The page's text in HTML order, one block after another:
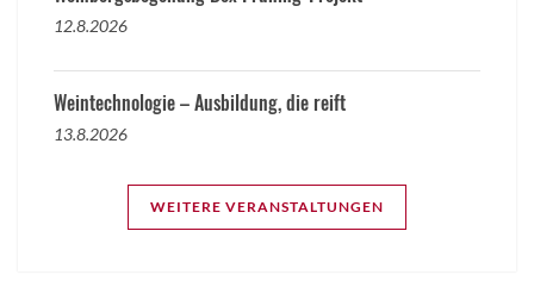
12.8.2026
Weintechnologie – Ausbildung, die reift
13.8.2026
WEITERE VERANSTALTUNGEN